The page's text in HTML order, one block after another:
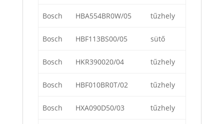
Bosch HBA554BR0W/05 tűzhely
Bosch HBF113BS00/05 sütő
Bosch HKR390020/04 tűzhely
Bosch HBF010BR0T/02 tűzhely
Bosch HXA090D50/03 tűzhely